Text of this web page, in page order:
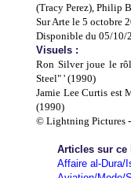
(Tracy Perez), Philip
Sur Arte le 5 octobre
Disponible du 05/10/
Visuels :
Ron Silver joue le
Steel" ' (1990)
Jamie Lee Curtis est
(1990)
© Lightning Pictures
Articles sur ce
Affaire al-Dura/